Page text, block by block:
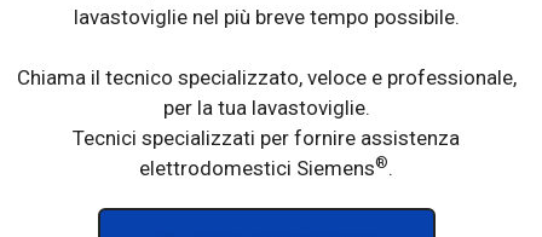
lavastoviglie nel più breve tempo possibile.
Chiama il tecnico specializzato, veloce e professionale,
per la tua lavastoviglie.
Tecnici specializzati per fornire assistenza
elettrodomestici Siemens®.